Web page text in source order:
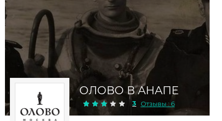
ОЛОВО В АНАПЕ
3 Отзывы : 6